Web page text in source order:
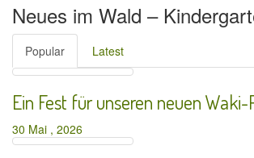
Neues im Wald –
Popular Latest
Ein Fest für unseren neuen
30 Mai , 2026